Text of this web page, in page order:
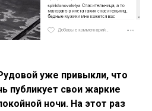
уже привыкли, что
публикует свои жаркие
ночи. На этот раз